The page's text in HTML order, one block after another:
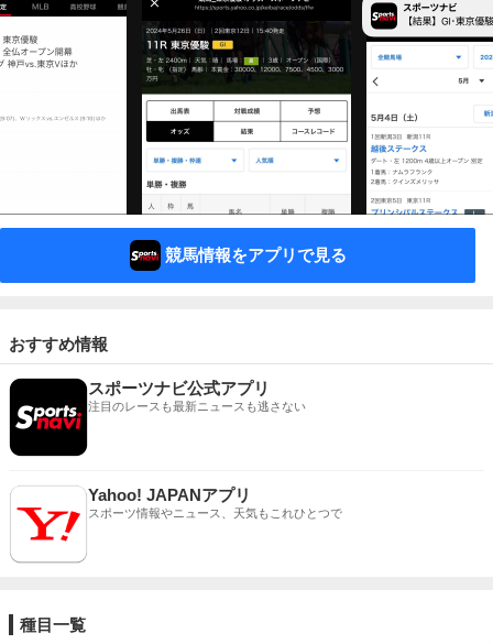
競馬情報をアプリで見る
おすすめ情報
スポーツナビ公式アプリ
注目のレースも最新ニュースも逃さない
Yahoo! JAPANアプリ
スポーツ情報やニュース、天気もこれひとつで
種目一覧